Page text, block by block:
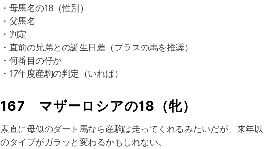
・母馬名の18（性別）
・父馬名
・判定
・直前の兄弟との誕生日差（プラスの馬を推奨）
・何番目の仔か
・17年度産駒の判定（いれば）
167 マザーロシアの18（牝）
素直に母似のダート馬なら産駒は走ってくれるみたいだが、来年
のタイプがガラッと変わるかもしれない。